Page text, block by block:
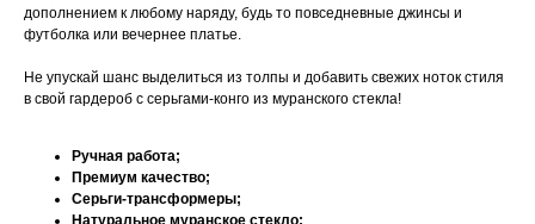
дополнением к любому наряду, будь то повседневные джинсы и
футболка или вечернее платье.
Не упускай шанс выделиться из толпы и добавить свежих ноток стиля
в свой гардероб с серьгами-конго из муранского стекла!
Ручная работа;
Премиум качество;
Серьги-трансформеры;